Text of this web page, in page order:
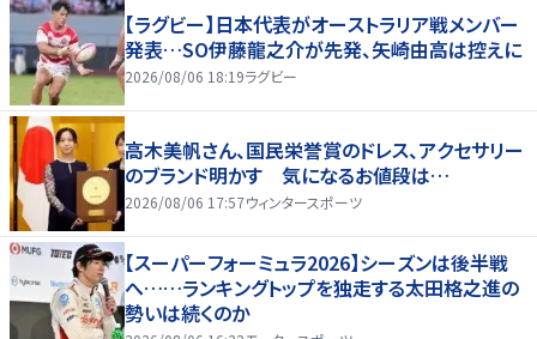
【ラグビー】日本代表がオーストラリア戦メンバー
発表…SO伊藤龍之介が先発、矢崎由高は控えに
2026/08/06 18:19ラグビー
高木美帆さん、国民栄誉賞のドレス、アクセサリー
のブランド明かす 気になるお値段は…
2026/08/06 17:57ウィンタースポーツ
【スーパーフォーミュラ2026】シーズンは後半戦
へ……ランキングトップを独走する太田格之進の
勢いは続くのか